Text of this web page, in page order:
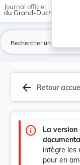
Journal officiel
du Grand-Duché de
arrow_back Retour
info
La version
intègre les
pour en